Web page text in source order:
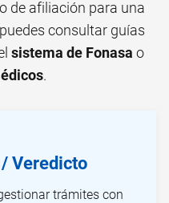
de afiliación para una
consultar guías
sistema de Fonasa o
.
Veredicto
trámites con